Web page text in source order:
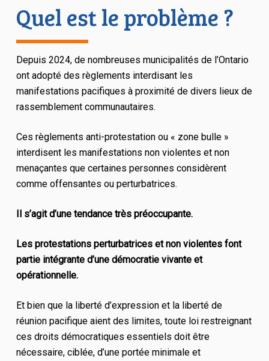
Quel est le problème ?
Depuis 2024, de nombreuses municipalités de l’Ontario
ont adopté des règlements interdisant les
manifestations pacifiques à proximité de divers lieux de
rassemblement communautaires.
Ces règlements anti-protestation ou « zone bulle »
interdisent les manifestations non violentes et non
menaçantes que certaines personnes considèrent
comme offensantes ou perturbatrices.
Il s’agit d’une tendance très préoccupante.
Les protestations perturbatrices et non violentes font
partie intégrante d’une démocratie vivante et
opérationnelle.
Et bien que la liberté d’expression et la liberté de
réunion pacifique aient des limites, toute loi restreignant
ces droits démocratiques essentiels doit être
nécessaire, ciblée, d’une portée minimale et